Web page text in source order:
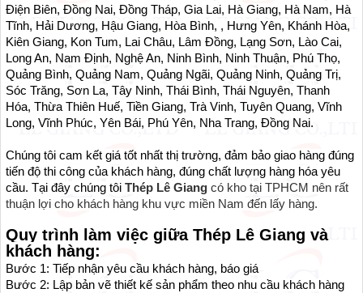
Điện Biên, Đồng Nai, Đồng Tháp, Gia Lai, Hà Giang, Hà Nam, Hà
Tĩnh, Hải Dương, Hậu Giang, Hòa Bình, , Hưng Yên, Khánh Hòa,
Kiên Giang, Kon Tum, Lai Châu, Lâm Đồng, Lạng Sơn, Lào Cai,
Long An, Nam Định, Nghệ An, Ninh Bình, Ninh Thuận, Phú Thọ,
Quảng Bình, Quảng Nam, Quảng Ngãi, Quảng Ninh, Quảng Trị,
Sóc Trăng, Sơn La, Tây Ninh, Thái Bình, Thái Nguyên, Thanh
Hóa, Thừa Thiên Huế, Tiền Giang, Trà Vinh, Tuyên Quang, Vĩnh
Long, Vĩnh Phúc, Yên Bái, Phú Yên, Nha Trang, Đồng Nai.
Chúng tôi cam kết giá tốt nhất thị trường, đảm bảo giao hàng đúng
tiến độ thi công của khách hàng, đúng chất lượng hàng hóa yêu
cầu. Tại đây chúng tôiThép Lê Giang có kho tại TPHCM nên rất
thuận lợi cho khách hàng khu vực miền Nam đến lấy hàng.
Quy trình làm việc giữa Thép Lê Giang và
khách hàng:
Bước 1: Tiếp nhận yêu cầu khách hàng, báo giá
Bước 2: Lập bản vẽ thiết kế sản phẩm theo nhu cầu khách hàng